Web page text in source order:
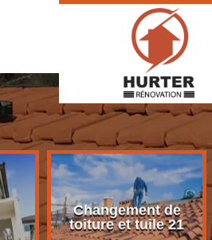
Changement de
toiture et tuile 21